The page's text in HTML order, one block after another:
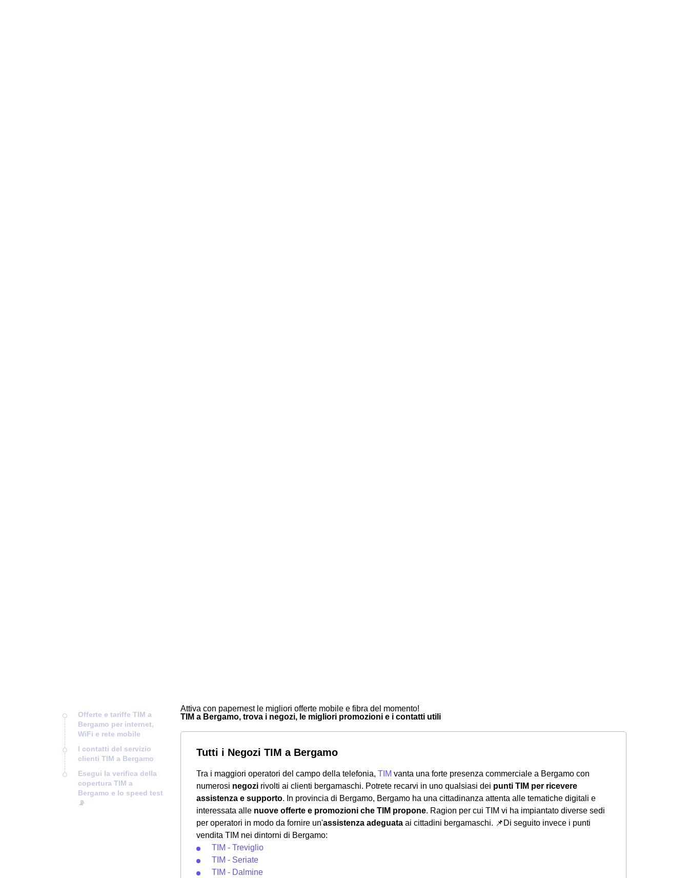
Offerte e tariffe TIM a
Bergamo per internet,
WiFi e rete mobile
I contatti del servizio
clienti TIM a Bergamo
Esegui la verifica della
copertura TIM a
Bergamo e lo speed test
📡
Attiva con papernest le migliori offerte mobile e fibra del momento!
TIM a Bergamo, trova i negozi, le migliori promozioni e i contatti utili
Tutti i Negozi TIM a Bergamo
Tra i maggiori operatori del campo della telefonia, TIM vanta una forte presenza commerciale a Bergamo con
numerosi negozi rivolti ai clienti bergamaschi. Potrete recarvi in uno qualsiasi dei punti TIM per ricevere
assistenza e supporto. In provincia di Bergamo, Bergamo ha una cittadinanza attenta alle tematiche digitali e
interessata alle nuove offerte e promozioni che TIM propone. Ragion per cui TIM vi ha impiantato diverse sedi
per operatori in modo da fornire un'assistenza adeguata ai cittadini bergamaschi. 📌Di seguito invece i punti
vendita TIM nei dintorni di Bergamo:
TIM - Treviglio
TIM - Seriate
TIM - Dalmine